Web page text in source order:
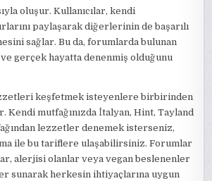
oluşur. Kullanıcılar, kendi
paylaşarak diğerlerinin de başarılı
sağlar. Bu da, forumlarda bulunan
gerçek hayatta denenmiş olduğunu
keşfetmek isteyenlere birbirinden
Kendi mutfağınızda İtalyan, Hint, Tayland
lezzetler denemek isterseniz,
ile bu tariflere ulaşabilirsiniz. Forumlar
alerjisi olanlar veya vegan beslenenler
sunarak herkesin ihtiyaçlarına uygun